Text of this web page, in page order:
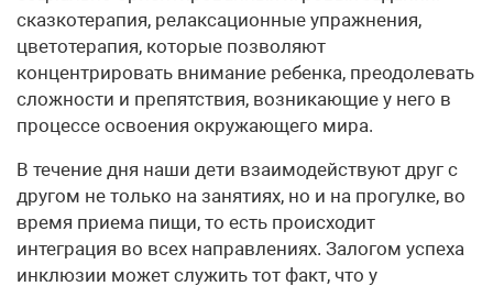
сказкотерапия, релаксационные упражнения,
цветотерапия, которые позволяют
концентрировать внимание ребенка, преодолевать
сложности и препятствия, возникающие у него в
процессе освоения окружающего мира.
В течение дня наши дети взаимодействуют друг с
другом не только на занятиях, но и на прогулке, во
время приема пищи, то есть происходит
интеграция во всех направлениях. Залогом успеха
инклюзии может служить тот факт, что у